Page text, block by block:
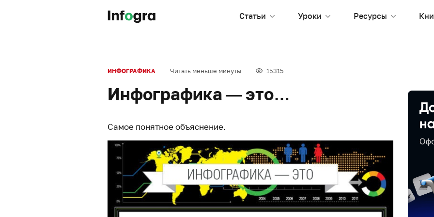
Статьи Уроки Ресурсы
ИНФОГРАФИКА Читать меньше минуты 15315
Инфографика — это…
Самое понятное объяснение.